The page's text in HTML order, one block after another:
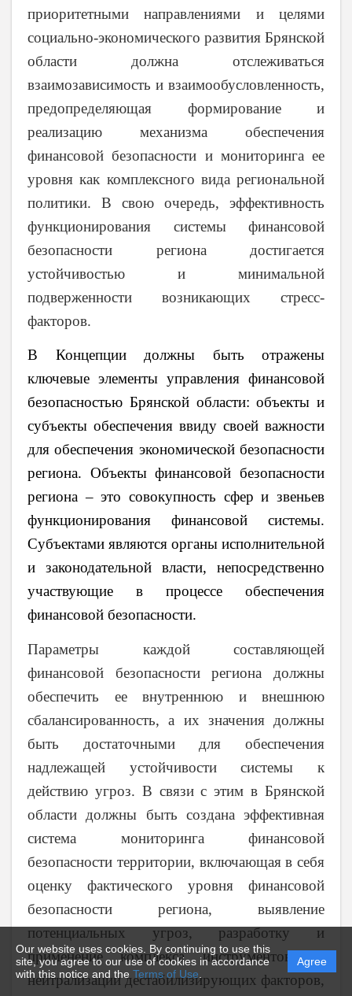
Our website uses cookies. By continuing to use this
site, you agree to our use of cookies in accordance
with this notice and the Terms of Use
Agree
приоритетными направлениями и целями
социально-экономического развития Брянской
области должна отслеживаться
взаимозависимость и взаимообусловленность,
предопределяющая формирование и
реализацию механизма обеспечения
финансовой безопасности и мониторинга ее
уровня как комплексного вида региональной
политики. В свою очередь, эффективность
функционирования системы финансовой
безопасности региона достигается
устойчивостью и минимальной
подверженности возникающих стресс-
факторов.
В Концепции должны быть отражены
ключевые элементы управления финансовой
безопасностью Брянской области: объекты и
субъекты обеспечения ввиду своей важности
для обеспечения экономической безопасности
региона. Объекты финансовой безопасности
региона – это совокупность сфер и звеньев
функционирования финансовой системы.
Субъектами являются органы исполнительной
и законодательной власти, непосредственно
участвующие в процессе обеспечения
финансовой безопасности.
Параметры каждой составляющей
финансовой безопасности региона должны
обеспечить ее внутреннюю и внешнюю
сбалансированность, а их значения должны
быть достаточными для обеспечения
надлежащей устойчивости системы к
действию угроз. В связи с этим в Брянской
области должны быть создана эффективная
система мониторинга финансовой
безопасности территории, включающая в себя
оценку фактического уровня финансовой
безопасности региона, выявление
потенциальных угроз, разработку и
применение комплекса инструментов по
нейтрализации дестабилизирующих факторов,